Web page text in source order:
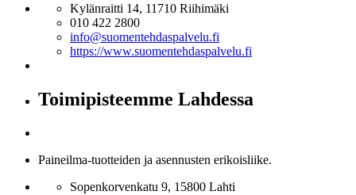
Kylänraitti 14, 11710 Riihimäki
010 422 2800
info@suomentehdaspalvelu.fi
https://www.suomentehdaspalvelu.fi
Toimipisteemme Lahdessa
Paineilma-tuotteiden ja asennusten erikoisliike.
Sopenkorvenkatu 9, 15800 Lahti